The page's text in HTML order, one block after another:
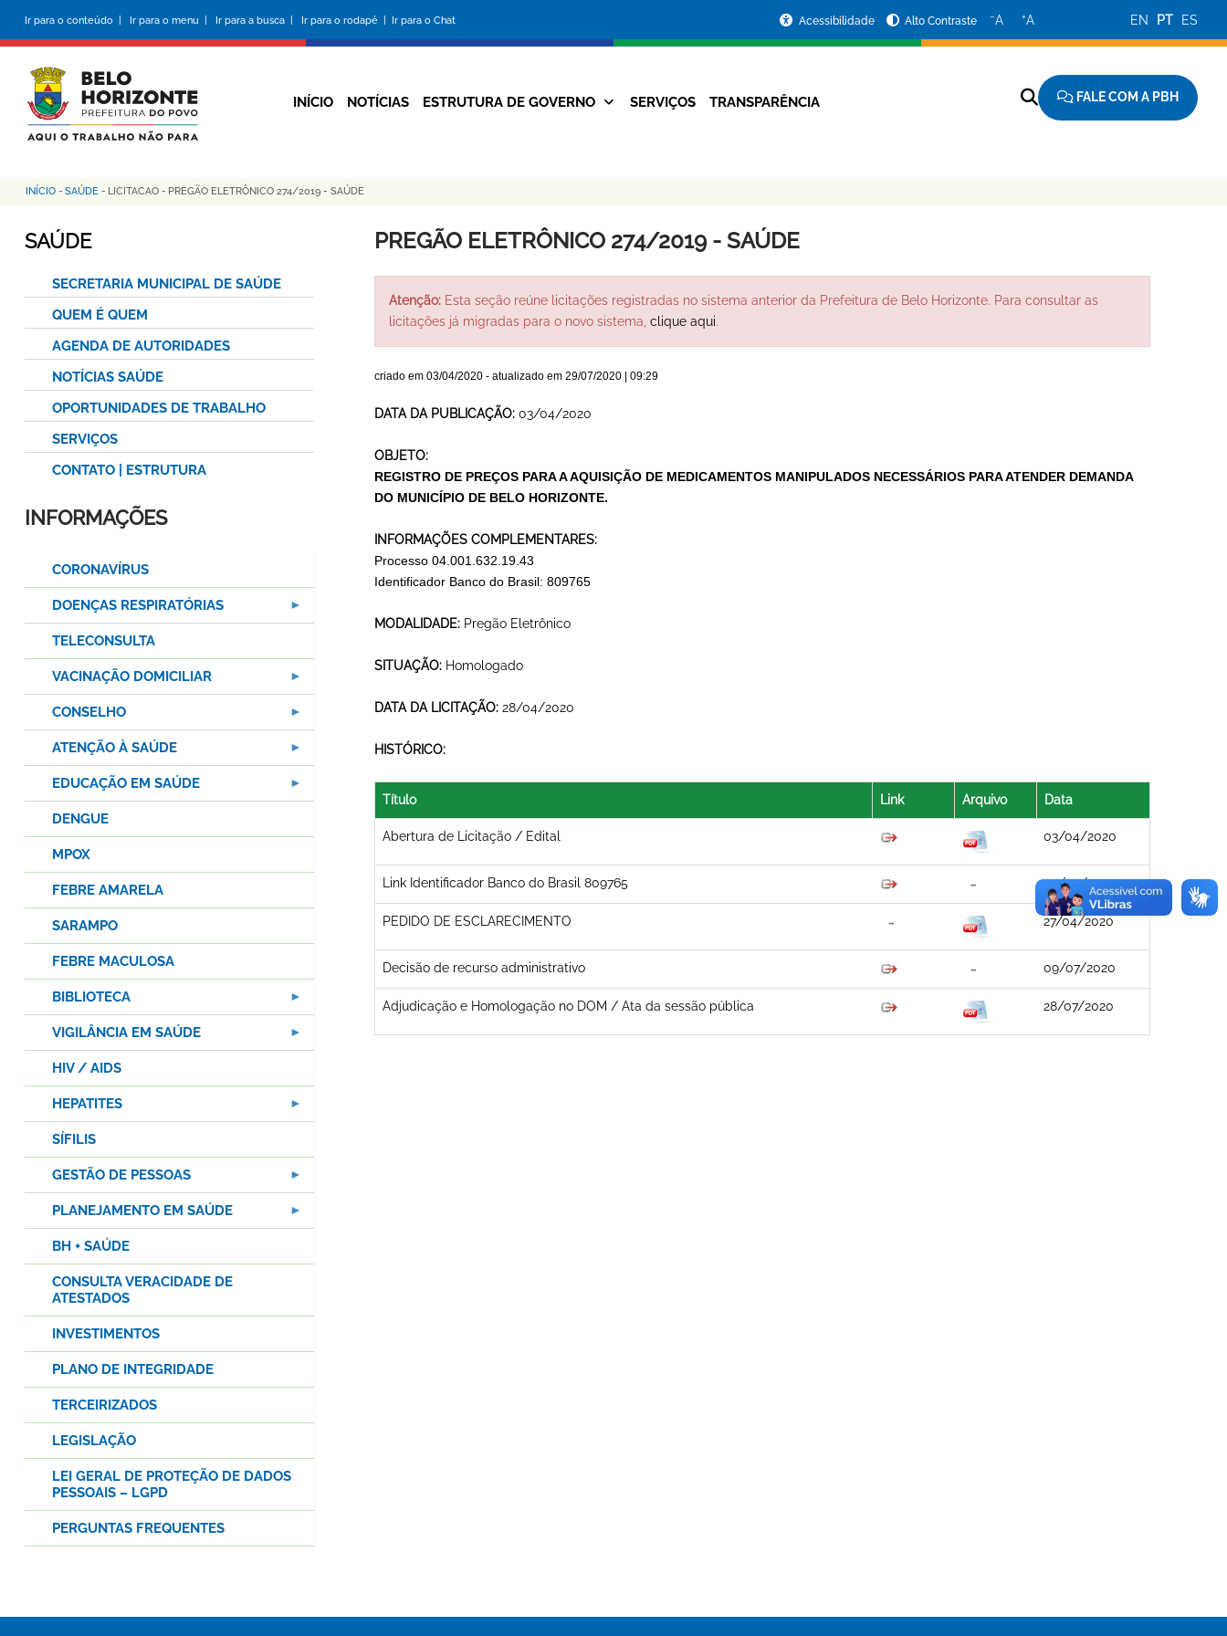
conteúdo
principal
Ir para o conteúdo | Ir para o menu | Ir para a busca | Ir para o rodapé | Ir para o Chat
da
Prefeitura
Acessibilidade Alto Contraste −A +A EN PT ES
Navegação
INÍCIO NOTÍCIAS ESTRUTURA DE GOVERNO SERVIÇOS TRANSPARÊNCIA FALE COM A PBH
Trilha
de
INÍCIO - SAÚDE - LICITACAO - PREGÃO ELETRÔNICO 274/2019 - SAÚDE
PREGÃO ELETRÔNICO 274/2019 - SAÚDE
Atenção:Esta seção reúne licitações registradas no sistema anterior da Prefeitura de Belo Horizonte. Para consultar as
licitações já migradas para o novo sistema, clique aqui.
criado em 03/04/2020- atualizado em 29/07/2020 | 09:29
DATA DA PUBLICAÇÃO: 03/04/2020
OBJETO:
REGISTRO DE PREÇOS PARA A AQUISIÇÃO DE MEDICAMENTOS MANIPULADOS NECESSÁRIOS PARA ATENDER DEMANDA
DO MUNICÍPIO DE BELO HORIZONTE.
INFORMAÇÕES COMPLEMENTARES:
Processo 04.001.632.19.43
Identificador Banco do Brasil: 809765
MODALIDADE: Pregão Eletrônico
SITUAÇÃO: Homologado
DATA DA LICITAÇÃO: 28/04/2020
HISTÓRICO:
Título Link Arquivo Data
Abertura de Licitação / Edital 03/04/2020
Link Identificador Banco do Brasil 809765 03/04/2020
PEDIDO DE ESCLARECIMENTO 27/04/2020
Decisão de recurso administrativo 09/07/2020
Adjudicação e Homologação no DOM / Ata da sessão pública 28/07/2020
SAÚDE
SECRETARIA MUNICIPAL DE SAÚDE
QUEM É QUEM
AGENDA DE AUTORIDADES
NOTÍCIAS SAÚDE
OPORTUNIDADES DE TRABALHO
SERVIÇOS
CONTATO | ESTRUTURA
INFORMAÇÕES
CORONAVÍRUS
DOENÇAS RESPIRATÓRIAS
TELECONSULTA
VACINAÇÃO DOMICILIAR
CONSELHO
ATENÇÃO À SAÚDE
EDUCAÇÃO EM SAÚDE
DENGUE
MPOX
FEBRE AMARELA
SARAMPO
FEBRE MACULOSA
BIBLIOTECA
VIGILÂNCIA EM SAÚDE
HIV / AIDS
HEPATITES
SÍFILIS
GESTÃO DE PESSOAS
PLANEJAMENTO EM SAÚDE
BH + SAÚDE
CONSULTA VERACIDADE DE
ATESTADOS
INVESTIMENTOS
PLANO DE INTEGRIDADE
TERCEIRIZADOS
LEGISLAÇÃO
LEI GERAL DE PROTEÇÃO DE DADOS
PESSOAIS – LGPD
PERGUNTAS FREQUENTES